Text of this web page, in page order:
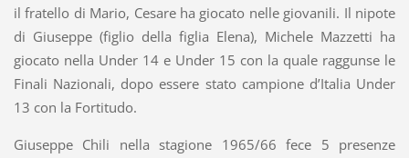
il fratello di Mario, Cesare ha giocato nelle giovanili. Il nipote
di Giuseppe (figlio della figlia Elena), Michele Mazzetti ha
giocato nella Under 14 e Under 15 con la quale raggunse le
Finali Nazionali, dopo essere stato campione d’Italia Under
13 con la Fortitudo.
Giuseppe Chili nella stagione 1965/66 fece 5 presenze